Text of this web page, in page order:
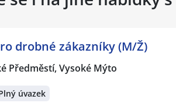
drobné zákazníky (M/Ž)
Předměstí, Vysoké Mýto
úvazek